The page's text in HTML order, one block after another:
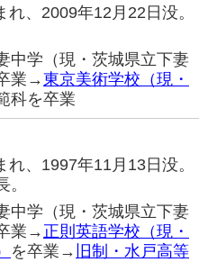
、2009年12月22日没。
中学（現・茨城県立下妻
業→東京美術学校（現・
科を卒業
、1997年11月13日没。
中学（現・茨城県立下妻
業→正則英語学校（現・
を卒業→ 旧制・水戸高等